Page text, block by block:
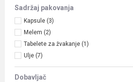
Sadržaj pakovanja
Kapsule (3)
Melem (2)
Tabelete za žvakanje (1)
Ulje (7)
Dobavljač